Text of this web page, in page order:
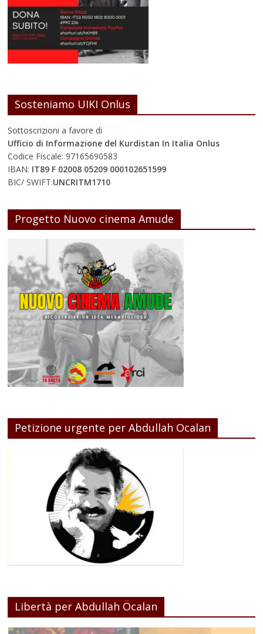
Sosteniamo UIKI Onlus
Sottoscrizioni a favore di
Ufficio di Informazione del Kurdistan In Italia Onlus
Codice Fiscale: 97165690583
IBAN: IT89 F 02008 05209 000102651599
BIC/ SWIFT:UNCRITM1710
Progetto Nuovo cinema Amude
Petizione urgente per Abdullah Ocalan
Libertà per Abdullah Öcalan